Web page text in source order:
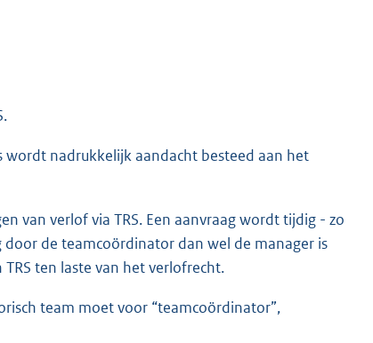
nadrukkelijk aandacht besteed aan het
van verlof via TRS. Een aanvraag wordt tijdig - zo
de teamcoördinator dan wel de manager is
ten laste van het verlofrecht.
team moet voor “teamcoördinator”,